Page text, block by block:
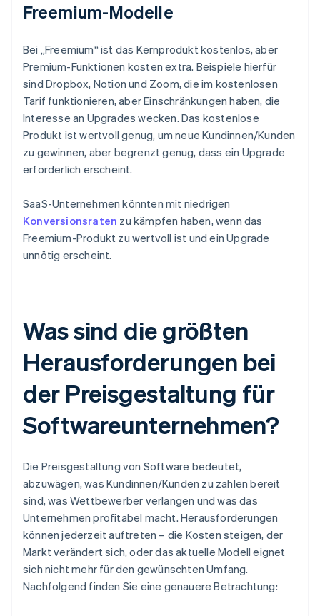
Freemium-Modelle
Bei „Freemium“ ist das Kernprodukt kostenlos, aber
Premium-Funktionen kosten extra. Beispiele hierfür
sind Dropbox, Notion und Zoom, die im kostenlosen
Tarif funktionieren, aber Einschränkungen haben, die
Interesse an Upgrades wecken. Das kostenlose
Produkt ist wertvoll genug, um neue Kundinnen/Kunden
zu gewinnen, aber begrenzt genug, dass ein Upgrade
erforderlich erscheint.
SaaS-Unternehmen könnten mit niedrigen
Konversionsraten zu kämpfen haben, wenn das
Freemium-Produkt zu wertvoll ist und ein Upgrade
unnötig erscheint.
Was sind die größten
Herausforderungen bei
der Preisgestaltung für
Softwareunternehmen?
Die Preisgestaltung von Software bedeutet,
abzuwägen, was Kundinnen/Kunden zu zahlen bereit
sind, was Wettbewerber verlangen und was das
Unternehmen profitabel macht. Herausforderungen
können jederzeit auftreten – die Kosten steigen, der
Markt verändert sich, oder das aktuelle Modell eignet
sich nicht mehr für den gewünschten Umfang.
Nachfolgend finden Sie eine genauere Betrachtung: